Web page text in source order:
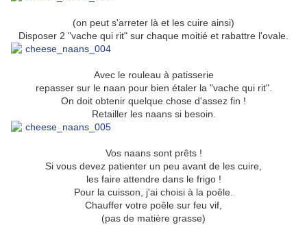
(on peut s'arreter là et les cuire ainsi)
Disposer 2 "vache qui rit" sur chaque moitié et rabattre l'ovale.
Avec le rouleau à patisserie
repasser sur le naan pour bien étaler la "vache qui rit".
On doit obtenir quelque chose d'assez fin !
Retailler les naans si besoin.
Vos naans sont prêts !
Si vous devez patienter un peu avant de les cuire,
les faire attendre dans le frigo !
Pour la cuisson, j'ai choisi à la poêle.
Chauffer votre poêle sur feu vif,
(pas de matière grasse)